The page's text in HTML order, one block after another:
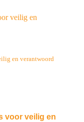
veilig en
en verantwoord
voor veilig en